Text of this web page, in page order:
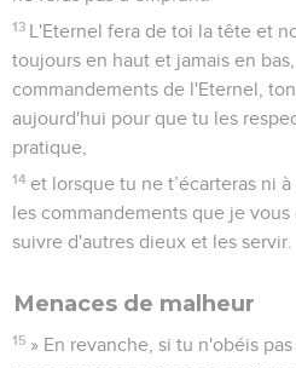
13 L'Eternel fera de toi la tête et
toujours en haut et jamais en
commandements de l'Eternel,
aujourd'hui pour que tu les
pratique,
14 et lorsque tu ne t’écarteras ni
les commandements que je
suivre d'autres dieux et les servir.
Menaces de malheur
15 » En revanche, si tu n'obéis